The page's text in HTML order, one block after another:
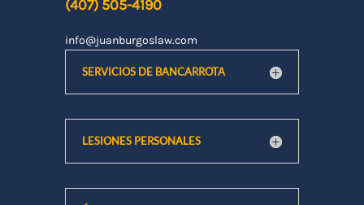
(407) 505-4190
info@juanburgoslaw.com
SERVICIOS DE BANCARROTA
LESIONES PERSONALES